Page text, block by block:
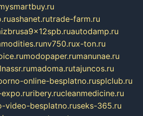
ashanet.rutrade-farm.ru
autodamp.ru
nv750.rux-ton.ru
modopaper.rumanunae.ru
madoma.rutajuncos.ru
online-besplatno.rusplclub.ru
ribery.rucleanmedicine.ru
video-besplatno.ruseks-365.ru